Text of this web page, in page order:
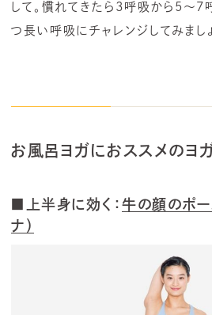
して。慣れてきたら3呼吸から5～7
つ長い呼吸にチャレンジしてみましょ
お風呂ヨガにおススメのヨ
■上半身に効く： 牛の顔のポー
ナ）